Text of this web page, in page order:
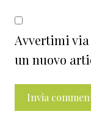
Avvertimi
un nuovo